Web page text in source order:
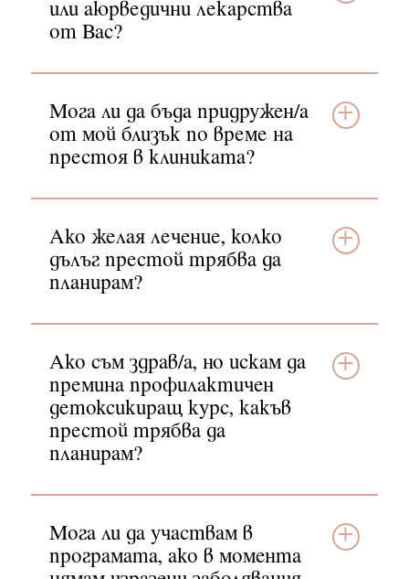
или аюрведични лекарства
от Вас?
Мога ли да бъда придружен/а
от мой близък по време на
престоя в клиниката?
Ако желая лечение, колко
дълъг престой трябва да
планирам?
Ако съм здрав/а, но искам да
премина профилактичен
детоксикиращ курс, какъв
престой трябва да
планирам?
Мога ли да участвам в
програмата, ако в момента